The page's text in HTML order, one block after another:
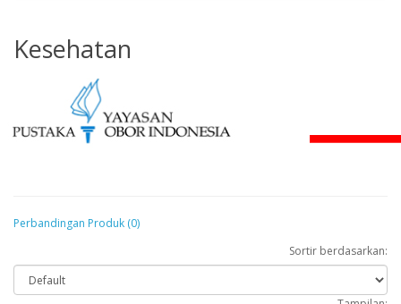
Kesehatan
Perbandingan Produk (0)
Sortir berdasarkan: